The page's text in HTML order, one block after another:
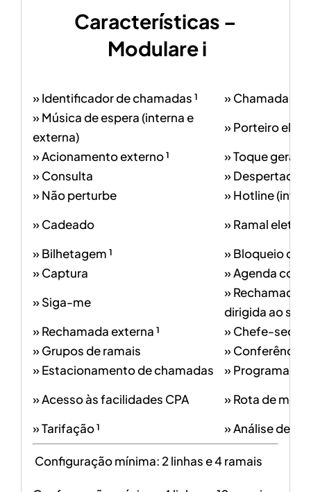
Características –
Modulare i
» Identificador de chamadas ¹
» Chamada de
» Música de espera (interna e
externa)
» Porteiro
» Acionamento externo ¹
» Toque geral
» Consulta
» Despertador ¹
» Não perturbe
» Hotline
» Cadeado
» Ramal
» Bilhetagem ¹
» Bloqueio de
» Captura
» Agenda
» Siga-me
» Rechamada
dirigida ao seu
» Rechamada externa ¹
» Chefe-
» Grupos de ramais
» Conferência
» Estacionamento de chamadas
» Programação
» Acesso às facilidades CPA
» Rota de
» Tarifação ¹
» Análise de
Configuração mínima: 2 linhas e 4 ramais